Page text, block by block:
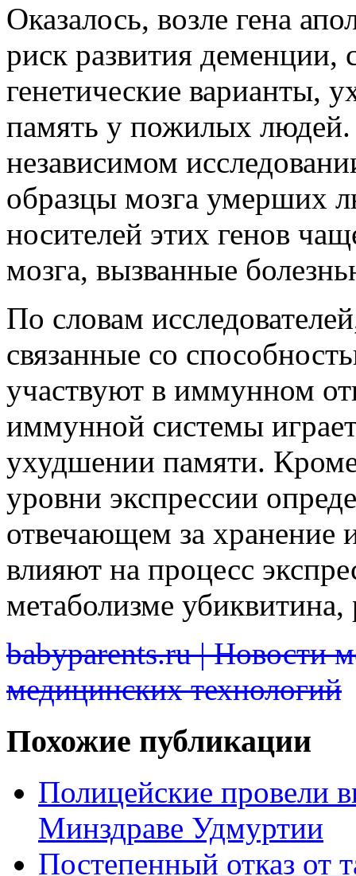
Оказалось, возле гена
риск развития деменции,
генетические варианты,
память у пожилых
независимом
образцы мозга умерших
носителей этих генов
мозга, вызванные
По словам
связанные со
участвуют в иммунном
иммунной системы
ухудшении памяти.
уровни экспрессии
отвечающем за
влияют на процесс
метаболизме
babyparents.ru | Новости
медицинских технологий
Похожие публикации
Полицейские провели
Минздраве Удмуртии
Постепенный отказ от